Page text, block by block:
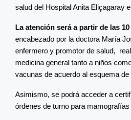
salud del Hospital Anita Eliçagaray
La atención será a partir de las
encabezado por la doctora María
enfermero y promotor de salud,
medicina general tanto a niños
vacunas de acuerdo al esquema
Asimismo, se podrá acceder a
órdenes de turno para